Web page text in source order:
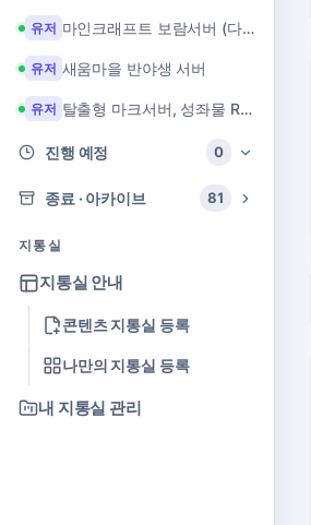
유저 마인크래프트 보람서버 (다이아 + 힐링 서버)
유저 새움마을 반야생 서버
유저 탈출형 마크서버, 성좌물 RPG 마크서버
진행 예정 0
종료 · 아카이브 81
지통실
지통실 안내
콘텐츠 지통실 등록
나만의 지통실 등록
내 지통실 관리